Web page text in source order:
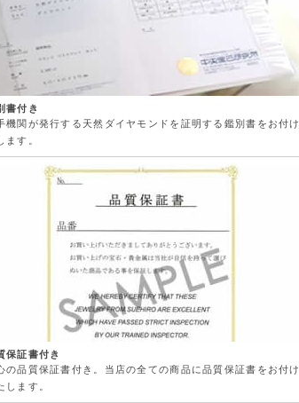
書付き
機関が発行する天然ダイヤモンドを証明する鑑別書をお付け
ます。
保証書付き
の品質保証書付き。当店の全ての商品に品質保証書をお付け
します。